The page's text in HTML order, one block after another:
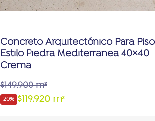
Concreto Arquitectónico Para Piso
Estilo Piedra Mediterranea 40×40
Crema
$149.900 m²
20% $119.920 m²